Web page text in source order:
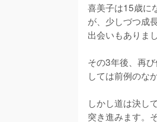
喜美子は15歳に
が、少しづつ成
出会いもありまし
その3年後、再
しては前例のな
しかし道は決し
突き進みます。